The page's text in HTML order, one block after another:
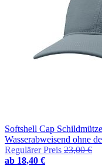
Softshell Cap Schildmütze
Wasserabweisend ohne
Regulärer Preis 23,00 €
ab 18,40 €